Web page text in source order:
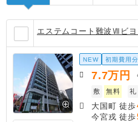
エステムコート難波Ⅶビ
NEW 初期費用
7.7万円
敷
無料 礼
大国町 徒歩
今宮戎 徒歩